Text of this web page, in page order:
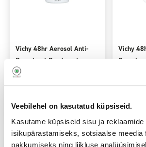
Veebilehel on kasutatud küpsiseid.
Kasutame küpsiseid sisu ja reklaamide
isikupärastamiseks, sotsiaalse meedia
pakkumiseks ning liikluse
Vichy 48hr Aerosol Anti-
Perspirant Deodorant
(125mL)
12 ,90
Lisa ostukorvi
Vichy
(50mL)
,90